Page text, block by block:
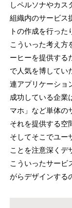
しペルソナやカス
組織内のサービス
トの作成を行った
こういった考え方
ーヒーを提供する
で人気を博してい
連アプリケーショ
成功している企業
マホ」など単体の
それを提供する空
そしてそこでユー
ことを注意深くデ
こういったサービ
がらデザインする